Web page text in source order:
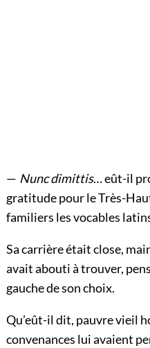
— Nunc dimittis… eût-il
gratitude pour le Très-
familiers les vocables
Sa carrière était close,
avait abouti à trouver,
gauche de son choix.
Qu’eût-il dit, pauvre vieil
convenances lui avaient